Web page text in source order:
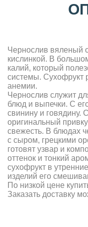
Чернослив вяленый
кислинкой. В
калий, который
системы. Сухофрукт
анемии.
Чернослив служит
блюд и выпечки. С
свинину и говядину.
оригинальный
свежесть. В блюдах
с сыром, грецкими
готовят узвар и
оттенок и тонкий
сухофрукт в
изделий его
По низкой цене
Заказать доставку